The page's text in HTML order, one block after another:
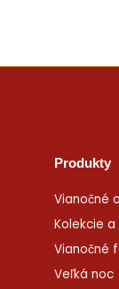
Produkty
Vianočné
Kolekcie
Vianočné
Veľká noc